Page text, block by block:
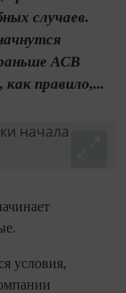
случаев.
АСВ
правило,...
условия,